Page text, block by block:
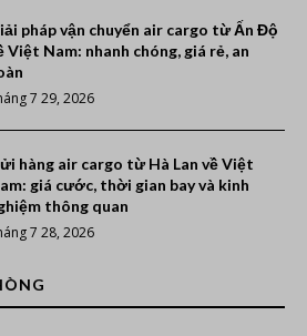
pháp vận chuyển air cargo từ Ấn Độ
Việt Nam: nhanh chóng, giá rẻ, an
7 29, 2026
hàng air cargo từ Hà Lan về Việt
giá cước, thời gian bay và kinh
thông quan
7 28, 2026